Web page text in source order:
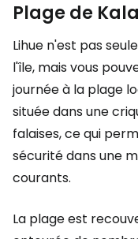
Plage de
Lihue n'est pas
l'île, mais vous
journée à la plage
située dans une
falaises, ce qui
sécurité dans une
courants.
La plage est